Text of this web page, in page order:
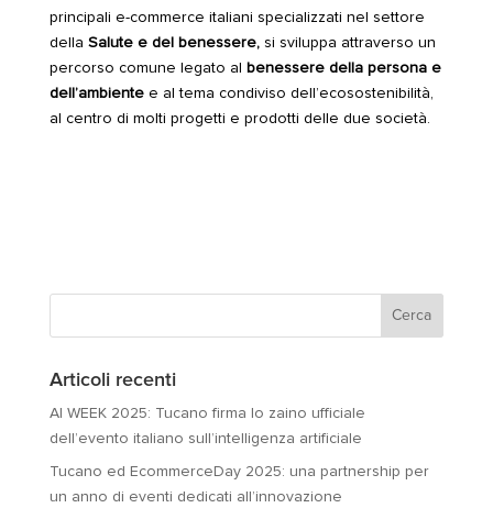
principali e-commerce italiani specializzati nel settore
della Salute e del benessere, si sviluppa attraverso un
percorso comune legato al benessere della persona e
dell’ambientee al tema condiviso dell’ecosostenibilità,
al centro di molti progetti e prodotti delle due società.
Articoli recenti
AI WEEK 2025: Tucano firma lo zaino ufficiale
dell’evento italiano sull’intelligenza artificiale
Tucano ed EcommerceDay 2025: una partnership per
un anno di eventi dedicati all’innovazione